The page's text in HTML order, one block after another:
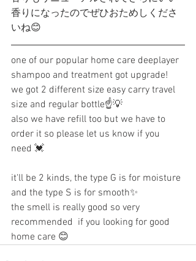
香りになったのでぜひおためしくださ
いね😊
one of our popular home care deeplayer
shampoo and treatment got upgrade!
we got 2 different size easy carry travel
size and regular bottle☝️💡
also we have refill too but we have to
order it so please let us know if you
need 💓
it'll be 2 kinds, the type G is for moisture
and the type S is for smooth✨
the smell is really good so very
recommended  if you looking for good
home care 😊